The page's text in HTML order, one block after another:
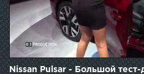
Nissan Pulsar - Большой